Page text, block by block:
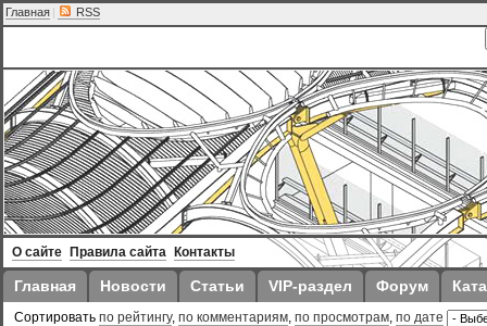
Главная | RSS
О сайте Правила сайта Контакты
Главная Новости Статьи VIP-раздел Форум
Сортировать по рейтингу, по комментариям, по просмотрам, по дате